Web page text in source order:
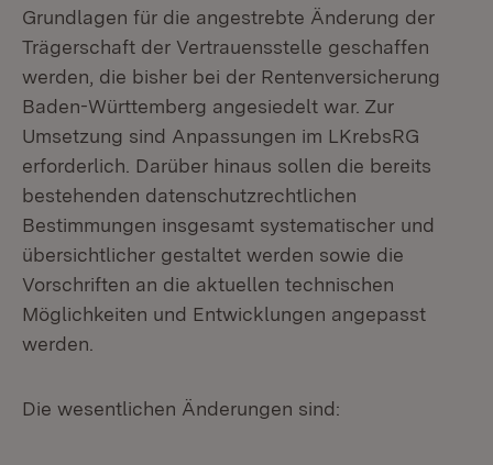
Grundlagen für die angestrebte Änderung der
Trägerschaft der Vertrauensstelle geschaffen
werden, die bisher bei der Rentenversicherung
Baden-Württemberg angesiedelt war. Zur
Umsetzung sind Anpassungen im LKrebsRG
erforderlich. Darüber hinaus sollen die bereits
bestehenden datenschutzrechtlichen
Bestimmungen insgesamt systematischer und
übersichtlicher gestaltet werden sowie die
Vorschriften an die aktuellen technischen
Möglichkeiten und Entwicklungen angepasst
werden.
Die wesentlichen Änderungen sind: